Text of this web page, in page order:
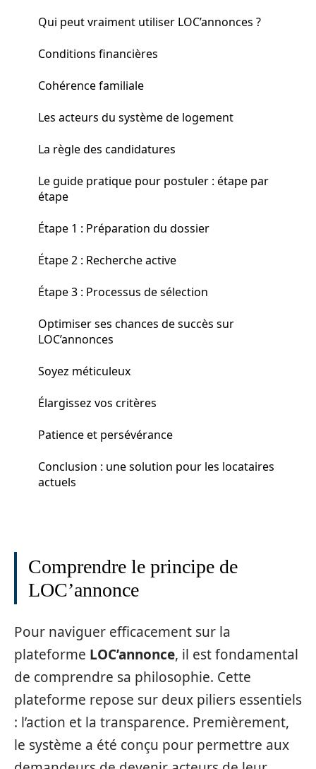
Qui peut vraiment utiliser LOC’annonces ?
Conditions financières
Cohérence familiale
Les acteurs du système de logement
La règle des candidatures
Le guide pratique pour postuler : étape par
étape
Étape 1 : Préparation du dossier
Étape 2 : Recherche active
Étape 3 : Processus de sélection
Optimiser ses chances de succès sur
LOC’annonces
Soyez méticuleux
Élargissez vos critères
Patience et persévérance
Conclusion : une solution pour les locataires
actuels
Comprendre le principe de
LOC’annonce
Pour naviguer efficacement sur la
plateforme LOC’annonce, il est fondamental
de comprendre sa philosophie. Cette
plateforme repose sur deux piliers essentiels
: l’action et la transparence. Premièrement,
le système a été conçu pour permettre aux